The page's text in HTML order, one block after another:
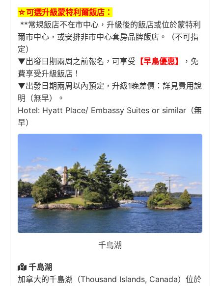
☆可選升級蒙特利爾飯店：
**常規飯店不在市中心，升級後的飯店或位於蒙特利
爾市中心，或安排非市中心套房品牌飯店。（不可指
定）
▼出發日期兩周之前報名，可享受 【早鳥優惠】
，免
費享受升級飯店！
▼出發日期兩周以內預定，升級1晚差價：詳見費用說
明（無早）。
Hotel: Hyatt Place/ Embassy Suites or similar（無
早）
千島湖
千島湖
加拿大的千島湖（Thousand Islands, Canada）位於